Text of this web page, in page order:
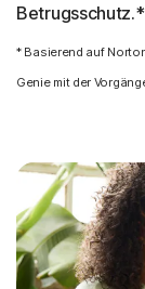
Betrugsschutz.*
* Basierend auf
Genie mit der